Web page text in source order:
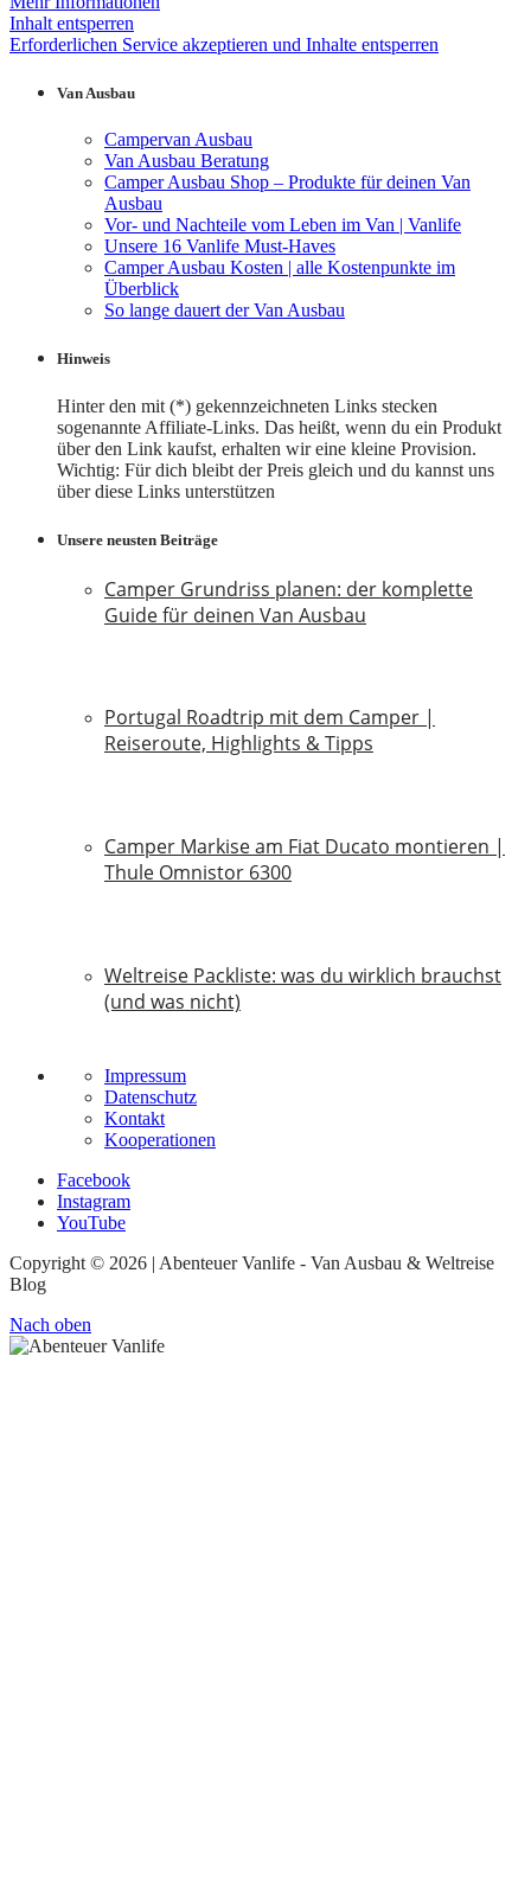
Inhalt entsperren
Erforderlichen Service akzeptieren und Inhalte entsperren
Van Ausbau
Campervan Ausbau
Van Ausbau Beratung
Camper Ausbau Shop – Produkte für deinen Van
Ausbau
Vor- und Nachteile vom Leben im Van | Vanlife
Unsere 16 Vanlife Must-Haves
Camper Ausbau Kosten | alle Kostenpunkte im
Überblick
So lange dauert der Van Ausbau
Hinweis
Hinter den mit (*) gekennzeichneten Links stecken
sogenannte Affiliate-Links. Das heißt, wenn du ein Produkt
über den Link kaufst, erhalten wir eine kleine Provision.
Wichtig: Für dich bleibt der Preis gleich und du kannst uns
über diese Links unterstützen
Unsere neusten Beiträge
Camper Grundriss planen: der komplette
Guide für deinen Van Ausbau
Portugal Roadtrip mit dem Camper |
Reiseroute, Highlights & Tipps
Camper Markise am Fiat Ducato montieren |
Thule Omnistor 6300
Weltreise Packliste: was du wirklich brauchst
(und was nicht)
Impressum
Datenschutz
Kontakt
Kooperationen
Facebook
Instagram
YouTube
Copyright © 2026 | Abenteuer Vanlife - Van Ausbau & Weltreise
Blog
Nach oben